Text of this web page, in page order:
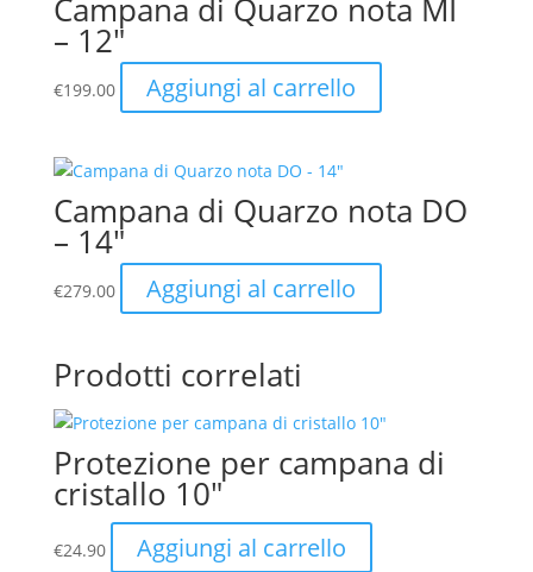
Campana di Quarzo nota MI
– 12″
€199.00 Aggiungi al carrello
Campana di Quarzo nota DO
– 14″
€279.00 Aggiungi al carrello
Prodotti correlati
Protezione per campana di
cristallo 10″
€24.90 Aggiungi al carrello